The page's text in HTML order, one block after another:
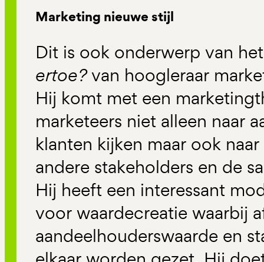
Marketing nieuwe stijl
Dit is ook onderwerp van
ertoe?van hoogleraar
Hij komt met een
marketeers niet alleen naar
klanten kijken maar ook
andere stakeholders en de
Hij heeft een interessant
voor waardecreatie waarbij
aandeelhouderswaarde en